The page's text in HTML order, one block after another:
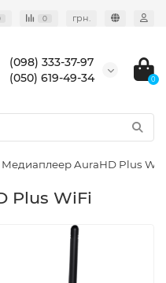
0 грн.
(098) 333-37-97
(050) 619-49-34
0
Медиаплеер AuraHD Plus
Plus WiFi